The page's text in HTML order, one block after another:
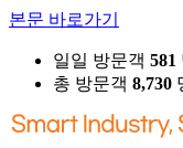
본문 바로가기
일일 방문객 581
총 방문객 8,730